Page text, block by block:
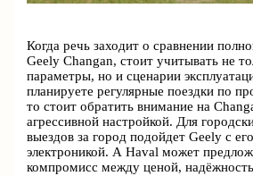
Когда речь заходит о сравнении
Geely Changan, стоит учитывать не
параметры, но и сценарии
планируете регулярные поездки по
то стоит обратить внимание на
агрессивной настройкой. Для
выездов за город подойдет Geely с
электроникой. А Haval может
компромисс между ценой,